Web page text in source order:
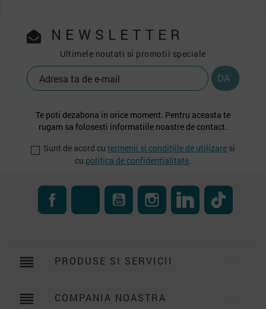
NEWSLETTER
Ultimele noutati si promotii speciale
Te poti dezabona in orice moment. Pentru aceasta te
rugam sa folosesti informatiile noastre de contact.
Sunt de acord cu termenii si conditiile de utilizare si
cu politica de confidentialitate.
FacebookRSS YouTube InstagramLinkedIn
reorder PRODUSE SI SERVICII
reorder COMPANIA NOASTRA